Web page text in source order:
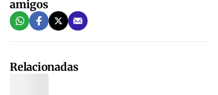
amigos
Relacionadas